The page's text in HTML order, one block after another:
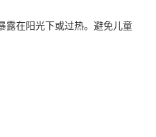
露在阳光下或过热。避免儿童